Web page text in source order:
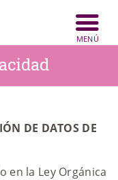
DE DATOS DE
en la Ley Orgánica